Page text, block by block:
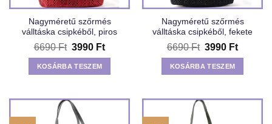
Nagyméretű szőrmés
válltáska csipkéből, piros
6690Ft Original
price
was:
6690 Ft.
3990 FtCurrent
price
3990 Ft.
KOSÁRBA TESZEM
Nagyméretű szőrmés
válltáska csipkéből, fekete
6690Ft Original
price
was:
6690 Ft.
3990 FtCurrent
price
3990
KOSÁRBA TESZEM